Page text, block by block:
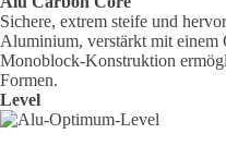
Sichere, extrem steife und
Aluminium, verstärkt mit einem
Monoblock-Konstruktion
Formen.
Level